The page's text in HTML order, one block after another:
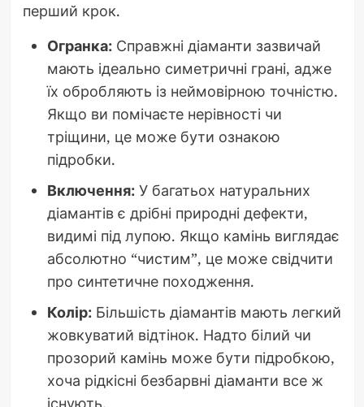
перший крок.
Огранка:Справжні діаманти зазвичай
мають ідеально симетричні грані, адже
їх обробляють із неймовірною точністю.
Якщо ви помічаєте нерівності чи
тріщини, це може бути ознакою
підробки.
Включення:У багатьох натуральних
діамантів є дрібні природні дефекти,
видимі під лупою. Якщо камінь виглядає
абсолютно “чистим”, це може свідчити
про синтетичне походження.
Колір:Більшість діамантів мають легкий
жовкуватий відтінок. Надто білий чи
прозорий камінь може бути підробкою,
хоча рідкісні безбарвні діаманти все ж